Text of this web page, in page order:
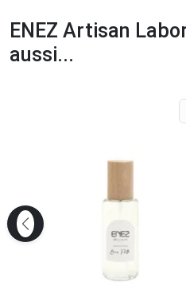
ENEZ Artisan
aussi...